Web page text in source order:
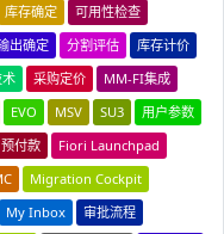
库存确定
可用性检查
出确定 分割评估
库存计价
采购定价
MM-FI集成
EVO MSV SU3
用户参数
预付款
Fiori Launchpad
Migration Cockpit
My Inbox
审批流程